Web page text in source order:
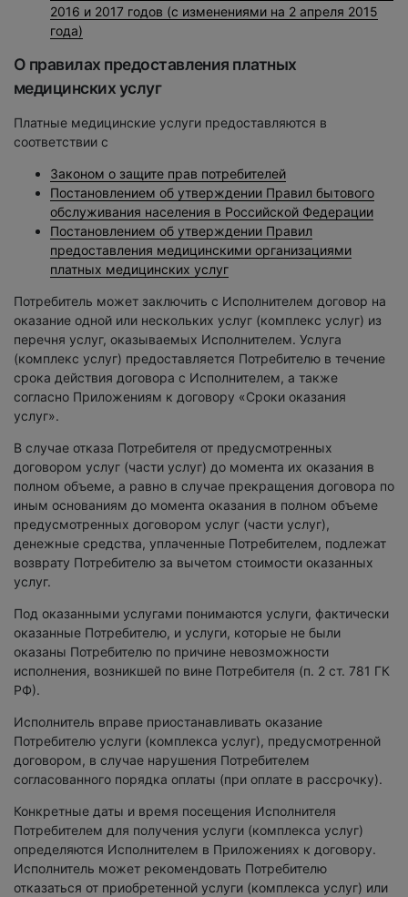
2016 и 2017 годов (с изменениями на 2 апреля 2015
года)
О правилах предоставления платных
медицинских услуг
Платные медицинские услуги предоставляются в
соответствии с
Законом о защите прав потребителей
Постановлением об утверждении Правил бытового
обслуживания населения в Российской Федерации
Постановлением об утверждении Правил
предоставления медицинскими организациями
платных медицинских услуг
Потребитель может заключить с Исполнителем договор на
оказание одной или нескольких услуг (комплекс услуг) из
перечня услуг, оказываемых Исполнителем. Услуга
(комплекс услуг) предоставляется Потребителю в течение
срока действия договора с Исполнителем, а также
согласно Приложениям к договору «Сроки оказания
услуг».
В случае отказа Потребителя от предусмотренных
договором услуг (части услуг) до момента их оказания в
полном объеме, а равно в случае прекращения договора по
иным основаниям до момента оказания в полном объеме
предусмотренных договором услуг (части услуг),
денежные средства, уплаченные Потребителем, подлежат
возврату Потребителю за вычетом стоимости оказанных
услуг.
Под оказанными услугами понимаются услуги, фактически
оказанные Потребителю, и услуги, которые не были
оказаны Потребителю по причине невозможности
исполнения, возникшей по вине Потребителя (п. 2 ст. 781 ГК
РФ).
Исполнитель вправе приостанавливать оказание
Потребителю услуги (комплекса услуг), предусмотренной
договором, в случае нарушения Потребителем
согласованного порядка оплаты (при оплате в рассрочку).
Конкретные даты и время посещения Исполнителя
Потребителем для получения услуги (комплекса услуг)
определяются Исполнителем в Приложениях к договору.
Исполнитель может рекомендовать Потребителю
отказаться от приобретенной услуги (комплекса услуг) или